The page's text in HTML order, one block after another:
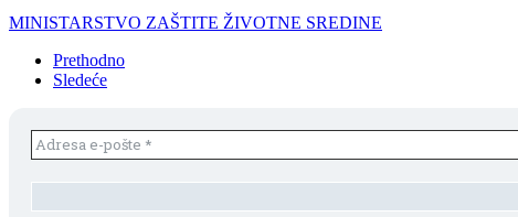
MINISTARSTVO ZAŠTITE ŽIVOTNE SREDINE
Prethodno
Sledeće